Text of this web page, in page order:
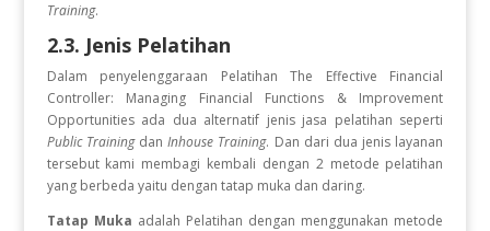
Training.
2.3. Jenis Pelatihan
Dalam penyelenggaraan Pelatihan The Effective Financial
Controller: Managing Financial Functions & Improvement
Opportunitiesada dua alternatif jenis jasa pelatihan seperti
Public TrainingdanInhouse Training. Dan dari dua jenis layanan
tersebut kami membagi kembali dengan 2 metode pelatihan
yang berbeda yaitu dengan tatap muka dan daring.
Tatap Muka adalah Pelatihan dengan menggunakan metode